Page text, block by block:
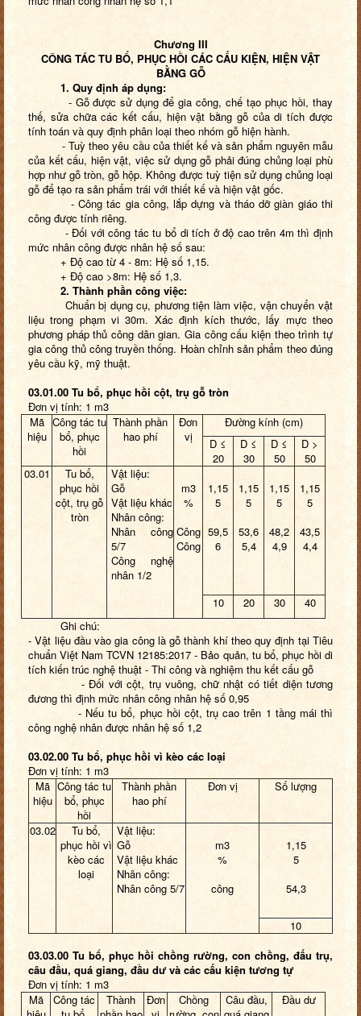
Chương III
CÔNG TÁC TU BỔ, PHỤC HỒI CÁC CẤU KIỆN, HIỆN VẬT
BẰNG GỖ
1. Quy định áp dụng:
- Gỗ được sử dụng để gia công, chế tạo phục hồi, thay
thế, sửa chữa các kết cấu, hiện vật bằng gỗ của di tích được
tính toán và quy định phân loại theo nhóm gỗ hiện hành.
- Tuỳ theo yêu cầu của thiết kế và sản phẩm nguyên mẫu
của kết cấu, hiện vật, việc sử dụng gỗ phải đúng chủng loại phù
hợp như gỗ tròn, gỗ hộp. Không được tuỳ tiện sử dụng chủng loại
gỗ để tạo ra sản phẩm trái với thiết kế và hiện vật gốc.
- Công tác gia công, lắp dựng và tháo dỡ giàn giáo thi
công được tính riêng.
- Đối với công tác tu bổ di tích ở độ cao trên 4m thì định
mức nhân công được nhân hệ số sau:
+ Độ cao từ 4 - 8m: Hệ số 1,15.
+ Độ cao >8m: Hệ số 1,3.
2. Thành phần công việc:
Chuẩn bị dụng cụ, phương tiện làm việc, vận chuyển vật
liệu trong phạm vi 30m. Xác định kích thước, lấy mực theo
phương pháp thủ công dân gian. Gia công cấu kiện theo trình tự
gia công thủ công truyền thống. Hoàn chỉnh sản phẩm theo đúng
yêu cầu kỹ, mỹ thuật.
03.01.00 Tu bổ, phục hồi cột, trụ gỗ tròn
Đơn vị tính: 1 m3
Mã
hiệu
Công tác tu
bổ, phục
hồi
Thành phần
hao phí
Đơn
vị
Đường kính (cm)
D ≤
20
D ≤
30
D ≤
50
D >
50
03.01
Tu bổ,
phục hồi
cột, trụ gỗ
tròn
Vật liệu:
Gỗ
Vật liệu khác
Nhân công:
Nhân công
5/7
Công nghệ
nhân 1/2
m3
%
Công
Công
1,15
5
59,5
6
1,15
5
53,6
5,4
1,15
5
48,2
4,9
1,15
5
43,5
4,4
10 20 30
40
Ghi chú:
- Vật liệu đầu vào gia công là gỗ thành khí theo quy định tại Tiêu
chuẩn Việt Nam TCVN 12185:2017 - Bảo quản, tu bổ, phục hồi di
tích kiến trúc nghệ thuật - Thi công và nghiệm thu kết cấu gỗ
- Đối với cột, trụ vuông, chữ nhật có tiết diện tương
đương thì định mức nhân công nhân hệ số 0,95
- Nếu tu bổ, phục hồi cột, trụ cao trên 1 tầng mái thì
công nghệ nhân được nhân hệ số 1,2
03.02.00 Tu bổ, phục hồi vì kèo các loại
Đơn vị tính: 1 m3
Mã
hiệu
Công tác tu
bổ, phục
hồi
Thành phần
hao phí
Đơn vị Số lượng
03.02
Tu bổ,
phục hồi vì
kèo các
loại
Vật liệu:
Gỗ
Vật liệu khác
Nhân công:
Nhân công 5/7
m3
%
công
1,15
5
54,3
10
03.03.00 Tu bổ, phục hồi chồng rường, con chồng, đấu trụ,
câu đầu, quá giang, đầu dư và các cấu kiện tương tự
Đơn vị tính: 1 m3
Mã
Công tác
Thành
Đơn
Chồng
Câu đầu,
Đầu dư